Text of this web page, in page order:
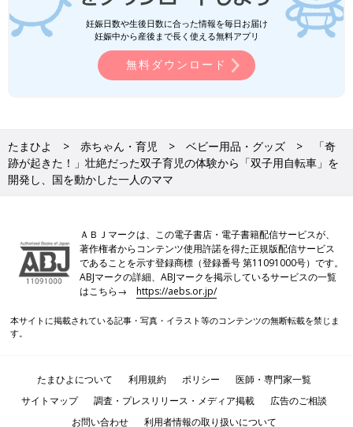
妊娠日数や生後日数に合った情報を毎日お届け
妊娠中から産後まで長く使える無料アプリ
無料ダウンロード
たまひよ 赤ちゃん・育児 ベビー用品・グッズ
「奇
跡が起きた！」壮絶だった双子育児の体験から「双子用自転車」を
開発し、国を動かした一人のママ
ＡＢＪマークは、この電子書店・電子書籍配信サービスが、
著作権者からコンテンツ使用許諾を得た正規版配信サービス
であることを示す登録商標（登録番号 第11091000号）です。
ABJマークの詳細、ABJマークを掲示しているサービスの一覧
はこちら→https://aebs.or.jp/
本サイトに掲載されている記事・写真・イラスト等のコンテンツの無断転載を禁じま
す。
たまひよについて 利用規約 ポリシー
医師・専門家一覧
サイトマップ
調査・プレスリリース・メディア掲載
広告のご相談
お問い合わせ
利用者情報の取り扱いについて